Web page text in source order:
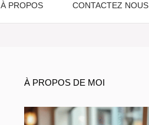
À PROPOS CONTACTEZ NOUS
À PROPOS DE MOI